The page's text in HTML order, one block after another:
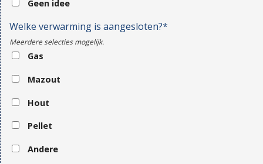
Geen idee
Welke verwarming is aangesloten?*
Meerdere selecties mogelijk.
Gas
Mazout
Hout
Pellet
Andere